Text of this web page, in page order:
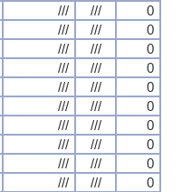
/// ///
0
/// ///
0
/// ///
0
/// ///
0
/// ///
0
/// ///
0
/// ///
0
/// ///
0
/// ///
0
/// ///
0